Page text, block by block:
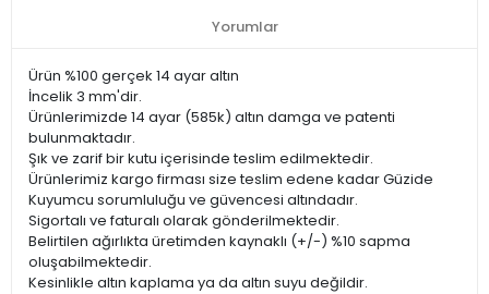
Yorumlar
Ürün %100 gerçek 14 ayar altın
İncelik 3 mm'dir.
Ürünlerimizde 14 ayar (585k) altın damga ve patenti
bulunmaktadır.
Şık ve zarif bir kutu içerisinde teslim edilmektedir.
Ürünlerimiz kargo firması size teslim edene kadar Güzide
Kuyumcu sorumluluğu ve güvencesi altındadır.
Sigortalı ve faturalı olarak gönderilmektedir.
Belirtilen ağırlıkta üretimden kaynaklı (+/-) %10 sapma
oluşabilmektedir.
Kesinlikle altın kaplama ya da altın suyu değildir.